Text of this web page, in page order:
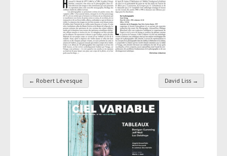
Navigation par taxonomie
← Robert Lévesque David Liss →